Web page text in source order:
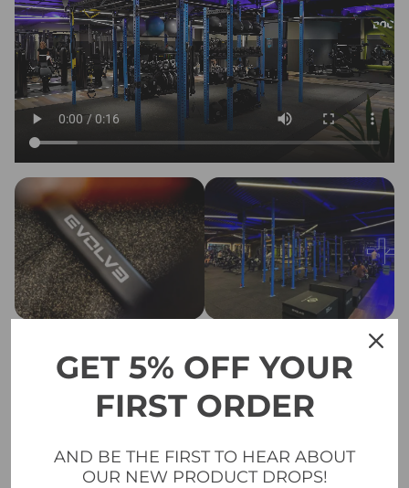
GET 5% OFF YOUR
FIRST ORDER
AND BE THE FIRST TO HEAR ABOUT
OUR NEW PRODUCT DROPS!